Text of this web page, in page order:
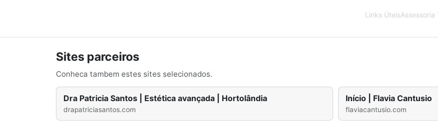
Links ÚteisAssessoria
Sites parceiros
Conheca tambem estes sites selecionados.
Dra Patricia Santos | Estética avançada | Hortolândia
drapatriciasantos.com
Início | Flavia Cantusio
flaviacantusio.com